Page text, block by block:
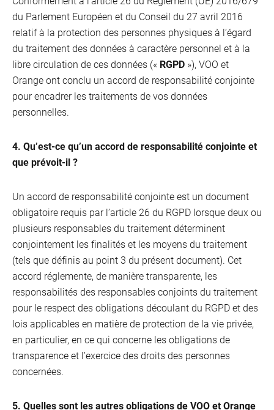
Nos points de ventes
du Parlement Européen et du Conseil du 27 avril 2016
relatif à la protection des personnes physiques à l’égard
du traitement des données à caractère personnel et à la
libre circulation de ces données (« RGPD »), VOO et
Orange ont conclu un accord de responsabilité conjointe
pour encadrer les traitements de vos données
personnelles.
4. Qu’est-ce qu’un accord de responsabilité conjointe et
que prévoit-il ?
Un accord de responsabilité conjointe est un document
obligatoire requis par l’article 26 du RGPD lorsque deux ou
plusieurs responsables du traitement déterminent
conjointement les finalités et les moyens du traitement
(tels que définis au point 3 du présent document). Cet
accord réglemente, de manière transparente, les
responsabilités des responsables conjoints du traitement
pour le respect des obligations découlant du RGPD et des
lois applicables en matière de protection de la vie privée,
en particulier, en ce qui concerne les obligations de
transparence et l’exercice des droits des personnes
concernées.
5. Quelles sont les autres obligations de VOO et Orange